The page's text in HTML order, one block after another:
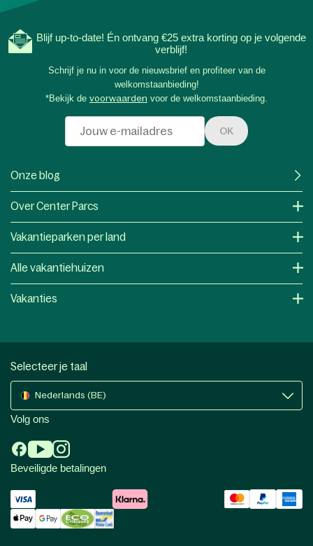
Blijf up-to-date! Én ontvang €25 extra korting op je volgende
verblijf!
Schrijf je nu in voor de nieuwsbrief en profiteer van de
welkomstaanbieding!
*Bekijk de voorwaarden voor de welkomstaanbieding.
OK
Onze blog
Over Center Parcs
Vakantieparken per land
Alle vakantiehuizen
Vakanties
Selecteer je taal
Nederlands (BE)
Volg ons
Beveiligde betalingen